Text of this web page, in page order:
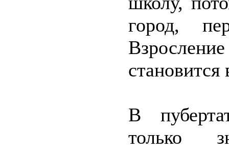
город,
В
только